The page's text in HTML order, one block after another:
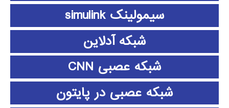
سیمولینک simulink
شبکه آدلاین
شبکه عصبی CNN
شبکه عصبی در پایتون